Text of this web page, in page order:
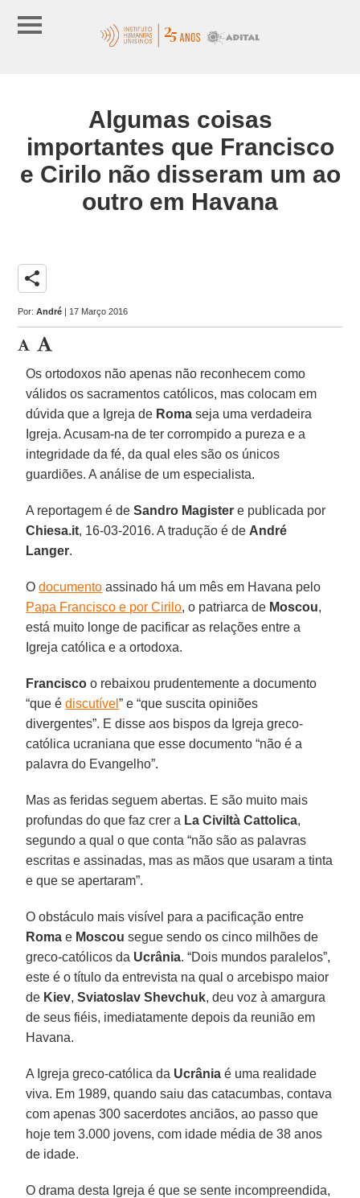
Algumas coisas
importantes que Francisco
e Cirilo não disseram um ao
outro em Havana
share
Por:André | 17 Março 2016
Os ortodoxos não apenas não reconhecem como
válidos os sacramentos católicos, mas colocam em
dúvida que a Igreja de Roma seja uma verdadeira
Igreja. Acusam-na de ter corrompido a pureza e a
integridade da fé, da qual eles são os únicos
guardiões. A análise de um especialista.
A reportagem é deSandro Magister e publicada por
Chiesa.it, 16-03-2016. A tradução é de André
Langer.
Odocumento assinado há um mês em Havana pelo
Papa Francisco e por Cirilo, o patriarca de Moscou,
está muito longe de pacificar as relações entre a
Igreja católica e a ortodoxa.
Francisco o rebaixou prudentemente a documento
“que édiscutível” e “que suscita opiniões
divergentes”. E disse aos bispos da Igreja greco-
católica ucraniana que esse documento “não é a
palavra do Evangelho”.
Mas as feridas seguem abertas. E são muito mais
profundas do que faz crer a La Civiltà Cattolica,
segundo a qual o que conta “não são as palavras
escritas e assinadas, mas as mãos que usaram a tinta
e que se apertaram”.
O obstáculo mais visível para a pacificação entre
Roma e Moscou segue sendo os cinco milhões de
greco-católicos da Ucrânia. “Dois mundos paralelos”,
este é o título da entrevista na qual o arcebispo maior
de Kiev,Sviatoslav Shevchuk, deu voz à amargura
de seus fiéis, imediatamente depois da reunião em
Havana.
A Igreja greco-católica da Ucrânia é uma realidade
viva. Em 1989, quando saiu das catacumbas, contava
com apenas 300 sacerdotes anciãos, ao passo que
hoje tem 3.000 jovens, com idade média de 38 anos
de idade.
O drama desta Igreja é que se sente incompreendida,